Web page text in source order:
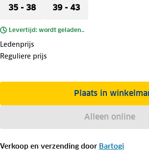
35 - 38 39 - 43
Levertijd: wordt geladen..
Ledenprijs
Reguliere prijs
Plaats in
Alleen online
Verkoop en verzending door Bartogi